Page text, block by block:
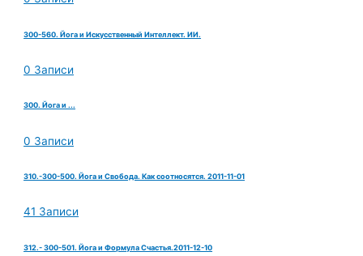
300-560. Йога и Искусственный Интеллект. ИИ.
0 Записи
300. Йога и ...
0 Записи
310.-300-500. Йога и Свобода. Как соотносятся. 2011-11-01
41 Записи
312.- 300-501. Йога и Формула Счастья.2011-12-10